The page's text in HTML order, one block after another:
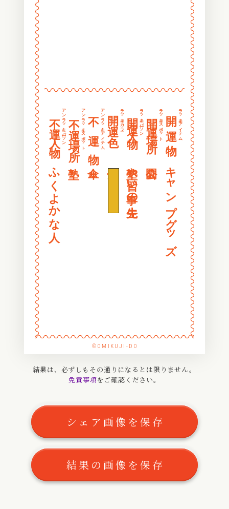
〰〰〰〰〰〰〰〰〰〰〰〰〰〰〰
開 運 物ラッキーアイテム
キャンプグッズ
開運場所ラッキースポット
開運人物ラッキーパーソン
塾や習い事の先生
開 運 色ラッキーカラー
不 運 物アンラッキーアイテム
不運場所アンラッキースポット
不運人物アンラッキーパーソン
ふくよかな人
〰〰〰〰〰〰〰〰〰〰〰〰〰
〰
〰
〰
〰
〰
〰
〰
〰
〰
〰
〰
〰
〰
〰
〰
〰
〰
〰
〰
〰
〰
〰
〰
〰
〰
〰
〰
〰
〰
〰
〰
〰
〰
〰
〰
〰
〰
〰
〰
〰
〰
〰
〰
〰
〰
〰
〰
〰
〰
〰
〰
〰
〰
〰
〰
©OMIKUJI-DO
結果は、必ずしもその通りになるとは限りません。
免責事項をご確認ください。
シェア画像を保存
結果の画像を保存